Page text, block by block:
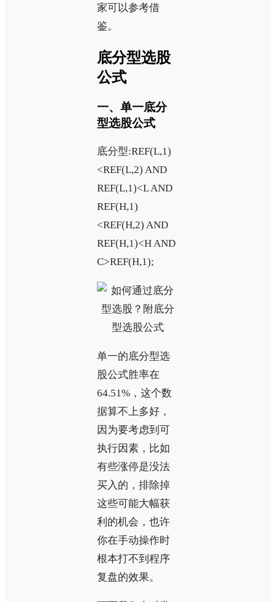
家可以参考借
鉴。
底分型选股
公式
一、单一底分
型选股公式
底分型:REF(L,1)
<REF(L,2) AND
REF(L,1)<L AND
REF(H,1)
<REF(H,2) AND
REF(H,1)<H AND
C>REF(H,1);
单一的底分型选
股公式胜率在
64.51%，这个数
据算不上多好，
因为要考虑到可
执行因素，比如
有些涨停是没法
买入的，排除掉
这些可能大幅获
利的机会，也许
你在手动操作时
根本打不到程序
复盘的效果。